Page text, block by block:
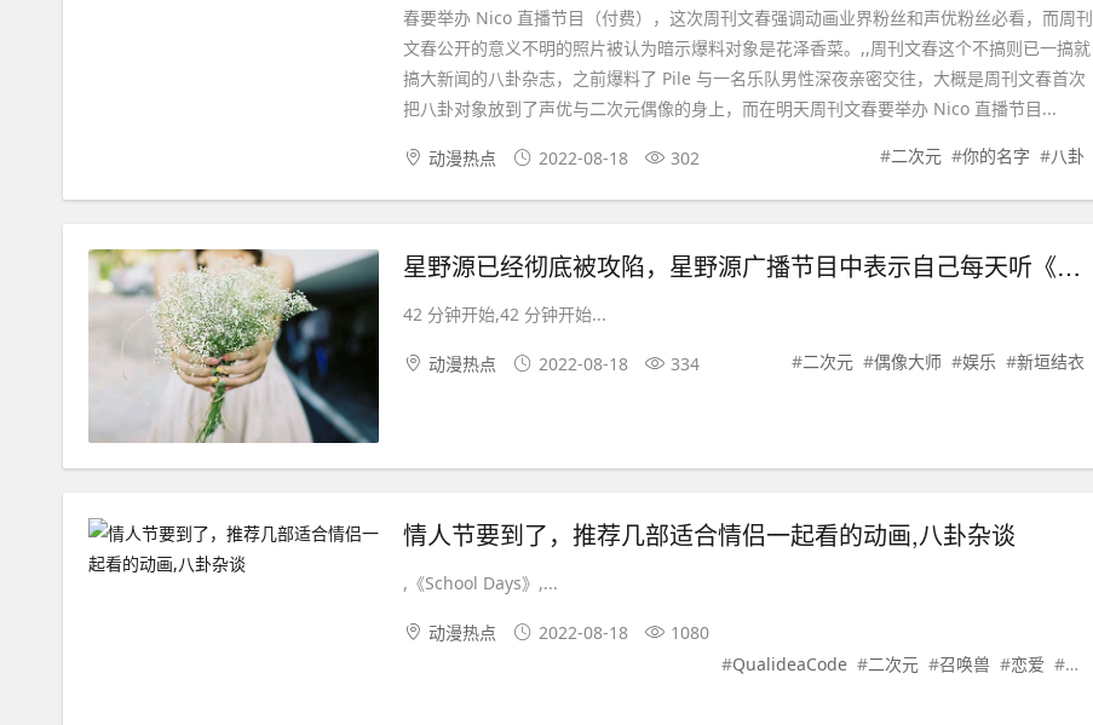
春要举办 Nico 直播节目（付费），这次周刊文春强调动画业界粉丝和声优粉丝必看，而周刊
文春公开的意义不明的照片被认为暗示爆料对象是花泽香菜。,,周刊文春这个不搞则已一搞就
搞大新闻的八卦杂志，之前爆料了 Pile 与一名乐队男性深夜亲密交往，大概是周刊文春首次
把八卦对象放到了声优与二次元偶像的身上，而在明天周刊文春要举办 Nico 直播节目...
动漫热点 2022-08-18 302 #二次元 #你的名字 #八卦
星野源已经彻底被攻陷，星野源广播节目中表示自己每天听《萌兽之友》 OP 几十遍,八卦杂谈
42 分钟开始,42 分钟开始...
动漫热点 2022-08-18 334 #二次元 #偶像大师 #娱乐 #新垣结衣
情人节要到了，推荐几部适合情侣一起看的动画,八卦杂谈
,《School Days》,...
动漫热点 2022-08-18
1080
#QualideaCode #二次元 #召唤兽 #恋爱 #校园